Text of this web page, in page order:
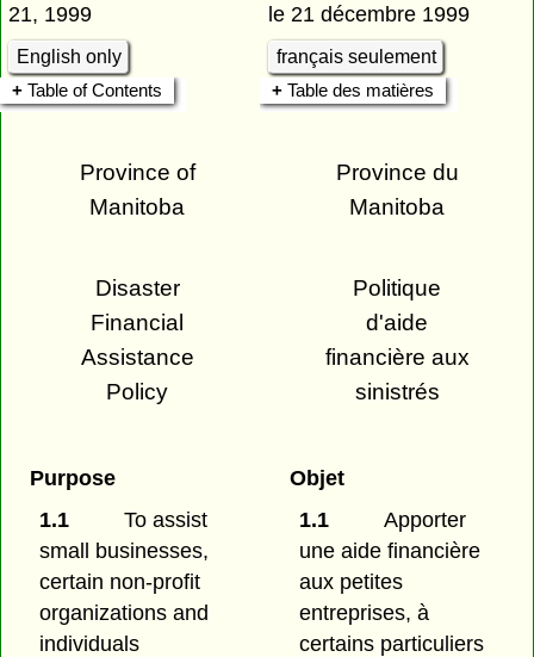
21, 1999
English only
le 21 décembre 1999
français seulement
Table of Contents
Table des matières
Province of
Manitoba
Province du
Manitoba
Disaster
Financial
Assistance
Policy
Politique
d'aide
financière aux
sinistrés
Purpose
1.1
To assist
small businesses,
certain non-profit
organizations and
individuals
Objet
1.1
Apporter
une aide financière
aux petites
entreprises, à
certains particuliers